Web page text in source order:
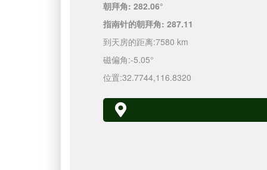
朝拜角: 282.06°
指南针的朝拜角: 287.11
到天房的距离:7580 km
磁偏角:-5.05°
位置:32.7744,116.8320